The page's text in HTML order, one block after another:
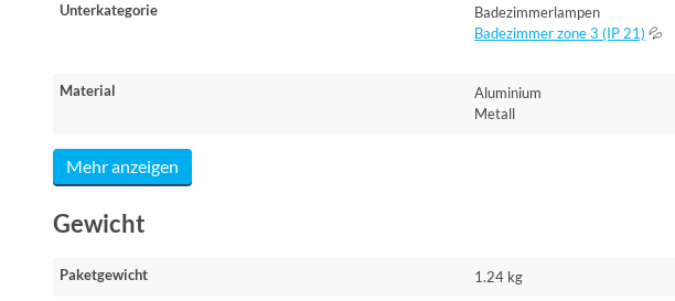
Unterkategorie
Badezimmerlampen
Badezimmer zone 3 (IP 21) 💦
Material
Aluminium
Metall
Mehr anzeigen
Gewicht
Paketgewicht 1.24 kg